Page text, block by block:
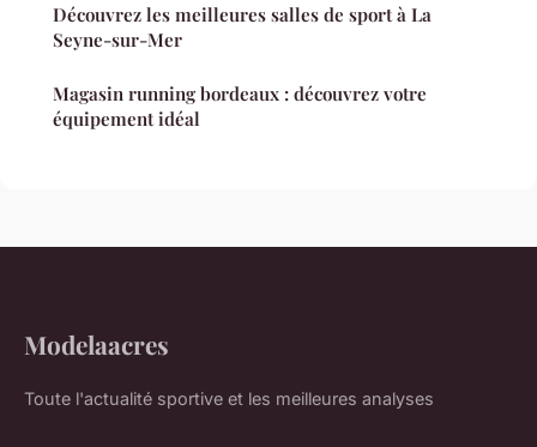
Découvrez les meilleures salles de sport à La
Seyne-sur-Mer
Magasin running bordeaux : découvrez votre
équipement idéal
Modelaacres
Toute l'actualité sportive et les meilleures analyses